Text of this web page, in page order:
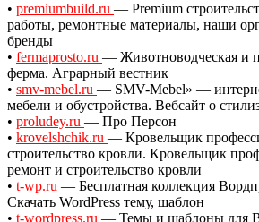
• premiumbuild.ru — Premium
работы, ремонтные материалы, наши
бренды
• fermaprosto.ru — Животноводческая и
ферма. Аграрный вестник
• smv-mebel.ru — SMV-Mebel» —
мебели и обустройства. Вебсайт о
• proludey.ru — Про Персон
• krovelshchik.ru — Кровельщик
строительство кровли. Кровельщик
ремонт и строительство кровли
• t-wp.ru — Бесплатная коллекция
Скачать WordPress тему, шаблон
• t-wordpress.ru — Темы и шаблоны для